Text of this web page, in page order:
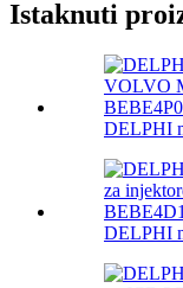
Istaknuti
DELPHI
DELPHI